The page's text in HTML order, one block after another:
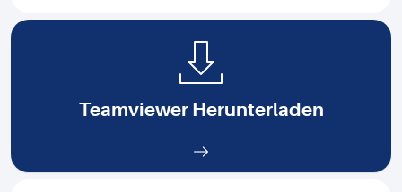
Teamviewer Herunterladen